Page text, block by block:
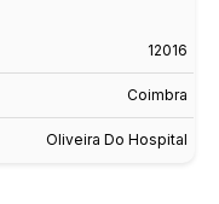
12016
Coimbra
Oliveira Do Hospital